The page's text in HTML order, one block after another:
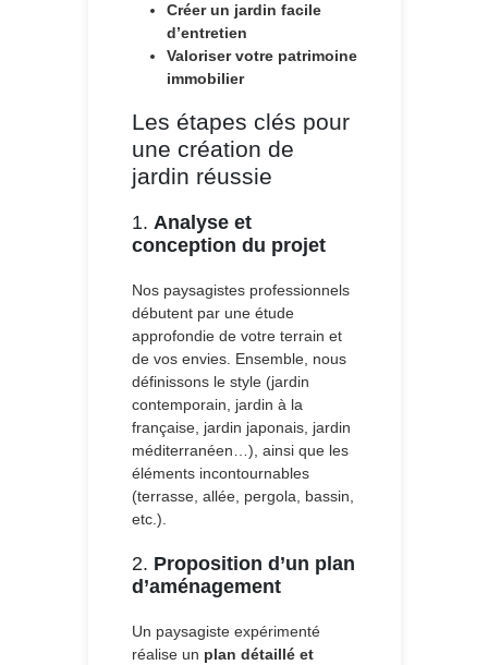
Créer un jardin facile
d’entretien
Valoriser votre patrimoine
immobilier
Les étapes clés pour
une création de
jardin réussie
1. Analyse et
conception du projet
Nos paysagistes professionnels
débutent par une étude
approfondie de votre terrain et
de vos envies. Ensemble, nous
définissons le style (jardin
contemporain, jardin à la
française, jardin japonais, jardin
méditerranéen…), ainsi que les
éléments incontournables
(terrasse, allée, pergola, bassin,
etc.).
2. Proposition d’un plan
d’aménagement
Un paysagiste expérimenté
réalise un plan détaillé et